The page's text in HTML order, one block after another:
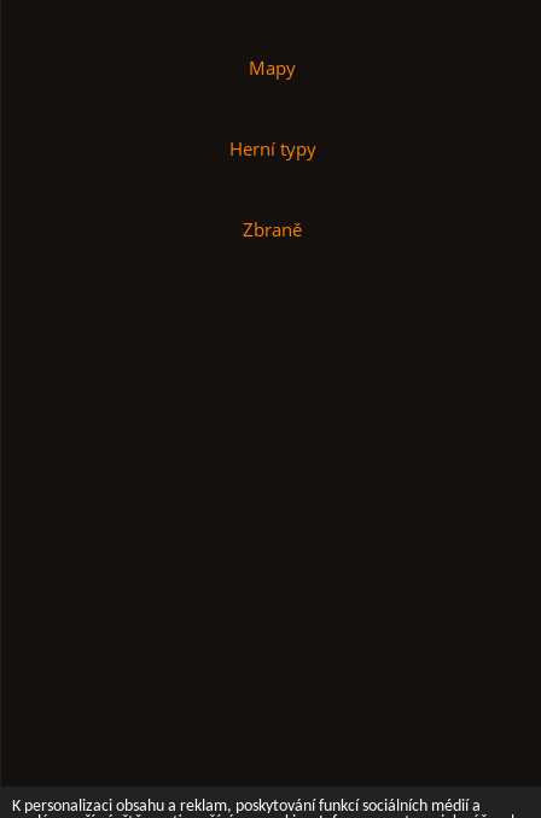
Mapy
Herní typy
Zbraně
K personalizaci obsahu a reklam, poskytování funkcí sociálních médií a